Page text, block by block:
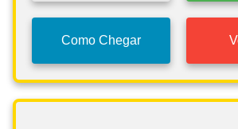
Como Chegar